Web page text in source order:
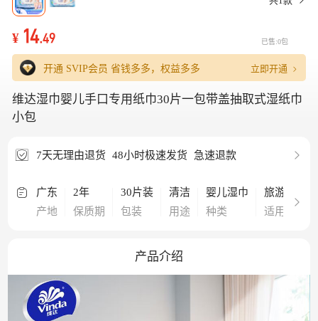
¥ 14.49 已售:0包
开通 SVIP会员 省钱多多，权益多多 立即开通
维达湿巾婴儿手口专用纸巾30片一包带盖抽取式湿纸巾
小包
7天无理由退货 48小时极速发货 急速退款
广东
产地
2年
保质期
30片装
包装
清洁
用途
婴儿湿巾
种类
旅游,酒店,
适用场合
产品介绍